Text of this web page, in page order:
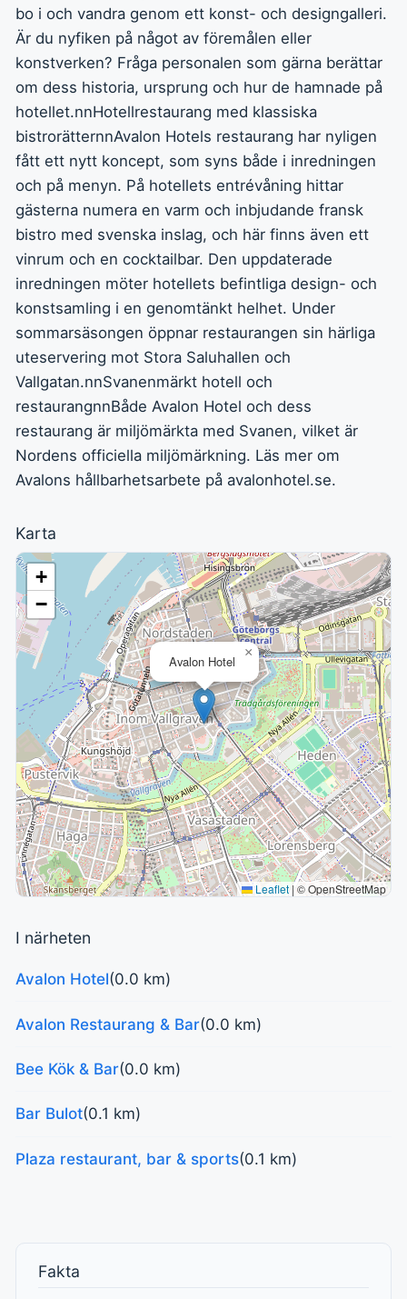
bo i och vandra genom ett konst- och designgalleri.
Är du nyfiken på något av föremålen eller
konstverken? Fråga personalen som gärna berättar
om dess historia, ursprung och hur de hamnade på
hotellet.nnHotellrestaurang med klassiska
bistrorätternnAvalon Hotels restaurang har nyligen
fått ett nytt koncept, som syns både i inredningen
och på menyn. På hotellets entrévåning hittar
gästerna numera en varm och inbjudande fransk
bistro med svenska inslag, och här finns även ett
vinrum och en cocktailbar. Den uppdaterade
inredningen möter hotellets befintliga design- och
konstsamling i en genomtänkt helhet. Under
sommarsäsongen öppnar restaurangen sin härliga
uteservering mot Stora Saluhallen och
Vallgatan.nnSvanenmärkt hotell och
restaurangnnBåde Avalon Hotel och dess
restaurang är miljömärkta med Svanen, vilket är
Nordens officiella miljömärkning. Läs mer om
Avalons hållbarhetsarbete på avalonhotel.se.
Karta
Avalon Hotel
×
+
−
Leaflet | © OpenStreetMap
I närheten
Avalon Hotel(0.0 km)
Avalon Restaurang & Bar(0.0 km)
Bee Kök & Bar(0.0 km)
Bar Bulot(0.1 km)
Plaza restaurant, bar & sports(0.1 km)
Fakta